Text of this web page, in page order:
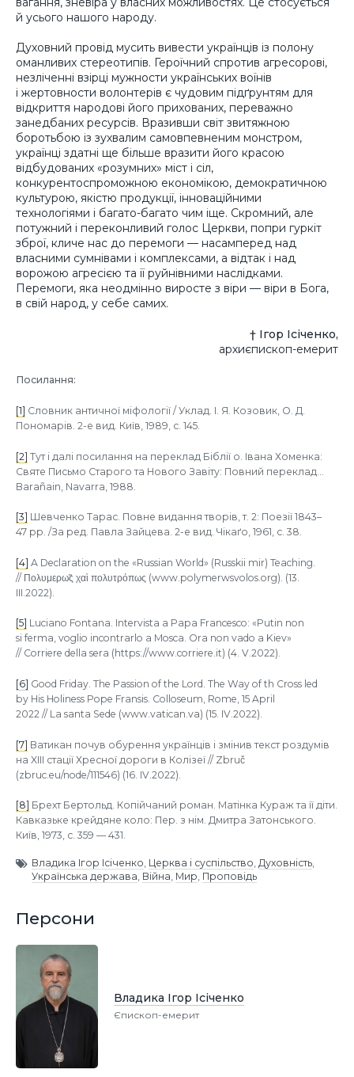
й усього нашого народу.
Духовний провід мусить вивести українців із полону
оманливих стереотипів. Героїчний спротив агресорові,
незліченні взірці мужности українських воїнів
і жертовности волонтерів є чудовим підґрунтям для
відкриття народові його прихованих, переважно
занедбаних ресурсів. Вразивши світ звитяжною
боротьбою із зухвалим самовпевненим монстром,
українці здатні ще більше вразити його красою
відбудованих «розумних» міст і сіл,
конкурентоспроможною економікою, демократичною
культурою, якістю продукції, інноваційними
технологіями і багато-багато чим іще. Скромний, але
потужний і переконливий голос Церкви, попри гуркіт
зброї, кличе нас до перемоги — насамперед над
власними сумнівами і комплексами, а відтак і над
ворожою агресією та її руйнівними наслідками.
Перемоги, яка неодмінно виросте з віри — віри в Бога,
в свій народ, у себе самих.
† Ігор Ісіченко,
архиєпископ-емерит
Посилання:
[1] Словник античної міфології / Уклад. І. Я. Козовик, О. Д.
Пономарів. 2-е вид. Київ, 1989, с. 145.
[2] Тут і далі посилання на переклад Біблії о. Івана Хоменка:
Святе Письмо Старого та Нового Завіту: Повний переклад
Barañain, Navarra, 1988.
[3] Шевченко Тарас. Повне видання творів, т. 2: Поезії 1843–
47 рр. /За ред. Павла Зайцева. 2-е вид. Чікаґо, 1961, с. 38.
[4] A Declaration on the «Russian World» (Russkii mir) Teaching.
// Πολυμερω̃ς χαὶ πολυτρόπως (www.polymerwsvolos.org). (13.
III.2022).
[5] Luciano Fontana. Intervista a Papa Francesco: «Putin non
si ferma, voglio incontrarlo a Mosca. Ora non vado a Kiev»
// Corriere della sera (https://www.corriere.it) (4. V.2022).
[6] Good Friday. The Passion of the Lord. The Way of th Cross led
by His Holiness Pope Fransis. Colloseum, Rome, 15 April
2022 // La santa Sede (www.vatican.va) (15. IV.2022).
[7] Ватикан почув обурення українців і змінив текст роздумів
на XIII стації Хресної дороги в Колізеї // Zbruč
(zbruc.eu/node/111546) (16. IV.2022).
[8] Брехт Бертольд. Копійчаний роман. Матінка Кураж та її діти.
Кавказьке крейдяне коло: Пер. з нім. Дмитра Затонського.
Київ, 1973, с. 359 —431.
Владика Ігор Ісіченко, Церква і суспільство, Духовність,
Українська держава, Війна, Мир, Проповідь
Персони
Владика Ігор Ісіченко
Єпископ-емерит